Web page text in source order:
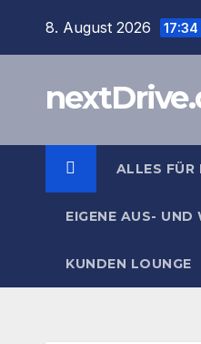
8. August 2026 17:34
ALLES FÜR
EIGENE AUS- UND
KUNDEN LOUNGE